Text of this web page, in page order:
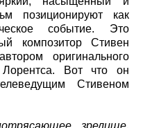
позиционируют как
событие. Это
композитор Стивен
оригинального
Лорентса. Вот что он
Стивеном
зрелище.